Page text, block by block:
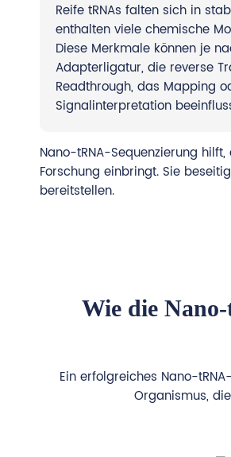
Reife tRNAs falten sich in
enthalten viele chemische
Diese Merkmale können je
Adapterligatur, die reverse
Readthrough, das Mapping
Signalinterpretation
Nano-tRNA-Sequenzierung
Forschung einbringt. Sie
bereitstellen.
Wie die
Ein erfolgreiches Nano-
Organismus,